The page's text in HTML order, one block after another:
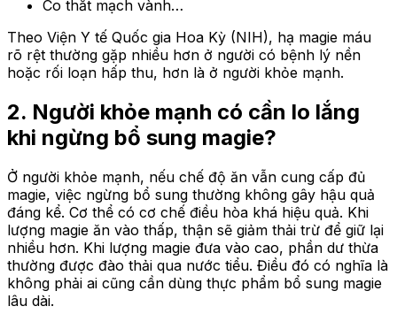
Co thắt mạch vành…
Theo Viện Y tế Quốc gia Hoa Kỳ (NIH), hạ magie máu
rõ rệt thường gặp nhiều hơn ở người có bệnh lý nền
hoặc rối loạn hấp thu, hơn là ở người khỏe mạnh.
2. Người khỏe mạnh có cần lo lắng
khi ngừng bổ sung magie?
Ở người khỏe mạnh, nếu chế độ ăn vẫn cung cấp đủ
magie, việc ngừng bổ sung thường không gây hậu quả
đáng kể. Cơ thể có cơ chế điều hòa khá hiệu quả. Khi
lượng magie ăn vào thấp, thận sẽ giảm thải trừ để giữ lại
nhiều hơn. Khi lượng magie đưa vào cao, phần dư thừa
thường được đào thải qua nước tiểu. Điều đó có nghĩa là
không phải ai cũng cần dùng thực phẩm bổ sung magie
lâu dài.